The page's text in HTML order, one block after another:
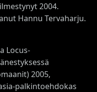
2004.
Hannu Tervaharju.
Locus-
2005,
palkintoehdokas